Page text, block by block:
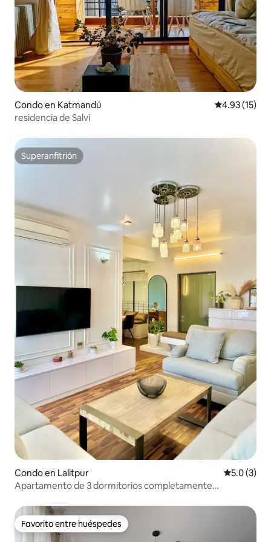
Condo en Katmandú Calificación
4.93 (15)
residencia de Salvi
Superanfitrión
Superanfitrión
Condo en Lalitpur
5.0 (3)
Apartamento de 3 dormitorios completamente
Favorito entre huéspedes
Favorito entre huéspedes